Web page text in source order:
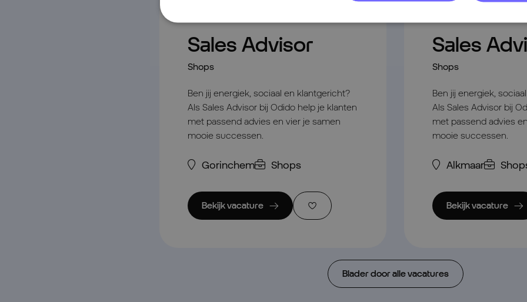
Sales Advisor
Shops
Ben jij energiek, sociaal en klantgericht?
Als Sales Advisor bij Odido help je klanten
met passend advies en vier je samen
mooie successen.
Gorinchem Shops
Bekijk vacature
Sales
Shops
Ben jij energiek,
Als Sales Advisor bij
met passend advies
mooie successen.
Alkmaar
Bekijk vacature
Blader door alle vacatures